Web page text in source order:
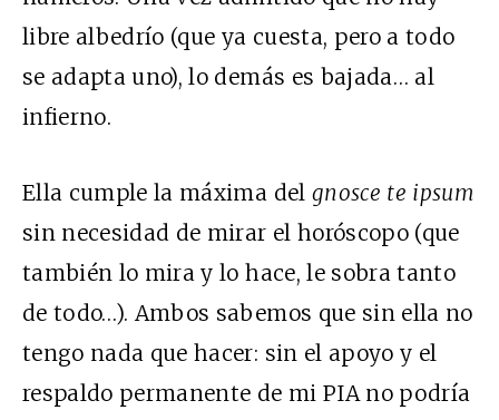
libre albedrío (que ya cuesta, pero a todo
se adapta uno), lo demás es bajada… al
infierno.
Ella cumple la máxima del gnosce te ipsum
sin necesidad de mirar el horóscopo (que
también lo mira y lo hace, le sobra tanto
de todo…). Ambos sabemos que sin ella no
tengo nada que hacer: sin el apoyo y el
respaldo permanente de mi PIAno podría